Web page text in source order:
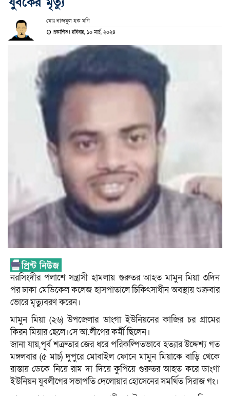
মোঃ নাজমুল হক মণি
প্রকাশিতঃ রবিবার, ১০ মার্চ, ২০২৪
নরসিংদীর পলাশে সন্ত্রাসী হামলায় গুরুতর আহত মামুন মিয়া ৩দিন
পর ঢাকা মেডিকেল কলেজ হাসপাতালে চিকিৎসাধীন অবস্থায় শুক্রবার
ভোরে মৃত্যুবরণ করেন।
মামুন মিয়া (২৬) উপজেলার ডাংগা ইউনিয়নের কাজির চর গ্রামের
কিরন মিয়ার ছেলে।সে আ.লীগের কর্মী ছিলেন।
জানা যায়,পূর্ব শত্রুতার জের ধরে পরিকল্পিতভাবে হত্যার উদ্দেশ্য গত
মঙ্গলবার (৫ মার্চ) দুপুরে মোবাইল ফোনে মামুন মিয়াকে বাড়ি থেকে
রাস্তায় ডেকে নিয়ে রাম দা দিয়ে কুপিয়ে গুরুতর আহত করে ডাংগা
ইউনিয়ন যুবলীগের সভাপতি দেলোয়ার হোসেনের সমর্থিত সিরাজ গং।